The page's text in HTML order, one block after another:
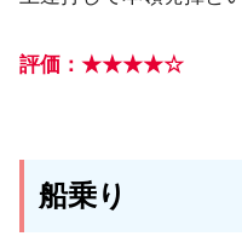
評価：★★★★☆
船乗り